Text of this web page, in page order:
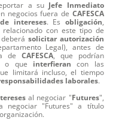
a su Jefe Inmediato
negocios fuera de CAFESCA
de intereses. Es obligación,
con este tipo de
solicitar autorización
Legal), antes de
de CAFESCA, que podrían
que interfieran con las
limitará incluso, el tiempo
laborales.
al negociar "Futures",
negociar "Futures" a título